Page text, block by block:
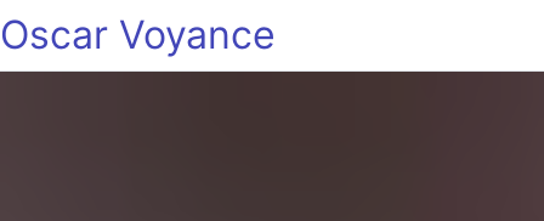
Oscar Voyance